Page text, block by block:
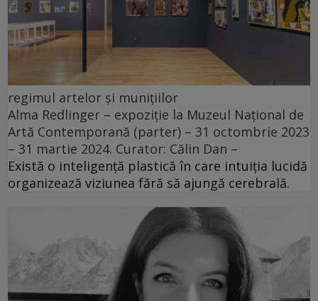
regimul artelor și munițiilor
Alma Redlinger – expoziție la Muzeul Național de
Artă Contemporană (parter) – 31 octombrie 2023
– 31 martie 2024. Curator: Călin Dan –
Există o inteligență plastică în care intuiția lucidă
organizează viziunea fără să ajungă cerebrală.